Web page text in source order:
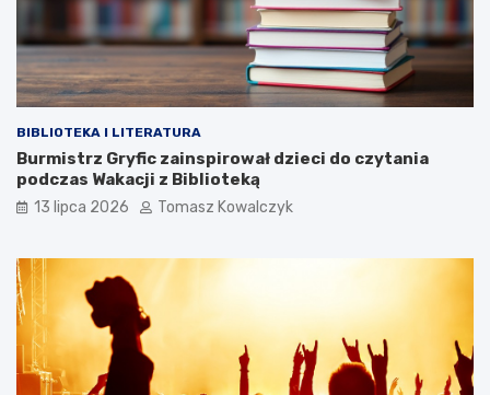
BIBLIOTEKA I LITERATURA
Burmistrz Gryfic zainspirował dzieci do czytania
podczas Wakacji z Biblioteką
13 lipca 2026 Tomasz Kowalczyk